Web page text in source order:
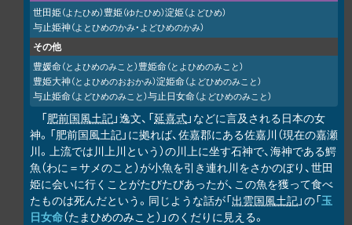
世田姫（よたひめ）豊姫（ゆたひめ）淀姫（よどひめ）
与止姫神（よとひめのかみ・よどひめのかみ）
その他
豊媛命（とよひめのみこと）豊姫命（とよひめのみこと）
豊姫大神（とよひめのおおかみ）淀姫命（よどひめのみこと）
与止姫命（よどひめのみこと）与止日女命（よどひめのみこと）
「肥前国風土記」逸文、「延喜式」などに言及される日本の女
神。「肥前国風土記」に拠れば、佐嘉郡にある佐嘉川（現在の嘉瀬
川。上流では川上川という）の川上に坐す石神で、海神である鰐
魚（わに＝サメのこと）が小魚を引き連れ川をさかのぼり、世田
姫に会いに行くことがたびたびあったが、この魚を獲って食べ
たものは死んだという。同じような話が「出雲国風土記」の「玉
日女命（たまひめのみこと）」のくだりに見える。